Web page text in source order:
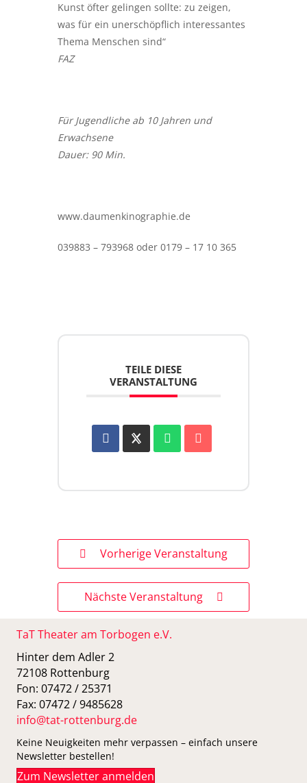
Kunst öfter gelingen sollte: zu zeigen,
was für ein unerschöpflich interessantes
Thema Menschen sind“
FAZ
Für Jugendliche ab 10 Jahren und
Erwachsene
Dauer: 90 Min.
www.daumenkinographie.de
039883 – 793968 oder 0179 – 17 10 365
TEILE DIESE
VERANSTALTUNG
Vorherige Veranstaltung
Nächste Veranstaltung
TaT Theater am Torbogen e.V.
Hinter dem Adler 2
72108 Rottenburg
Fon: 07472 / 25371
Fax: 07472 / 9485628
info@tat-rottenburg.de
Keine Neuigkeiten mehr verpassen – einfach unsere
Newsletter bestellen!
Zum Newsletter anmelden